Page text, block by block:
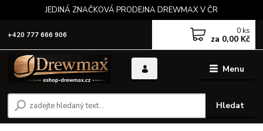
JEDINÁ ZNAČKOVÁ PRODEJNA DREWMAX V ČR
Menu
Hledat
+420 777 666 906 0 ks
za 0,00 Kč